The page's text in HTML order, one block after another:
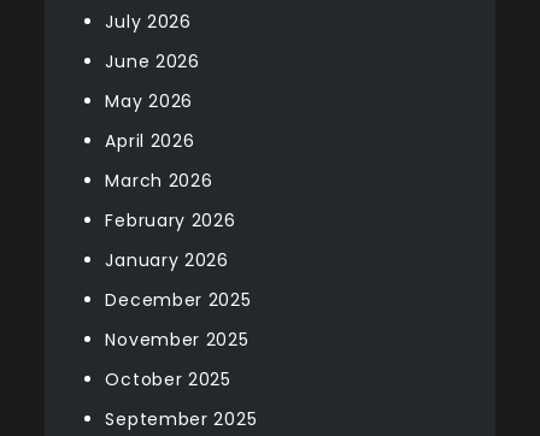
July 2026
June 2026
May 2026
April 2026
March 2026
February 2026
January 2026
December 2025
November 2025
October 2025
September 2025